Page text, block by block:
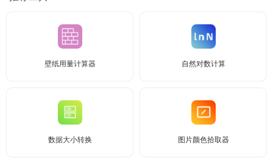
壁纸用量计算器 自然对数计算
数据大小转换 图片颜色拾取器